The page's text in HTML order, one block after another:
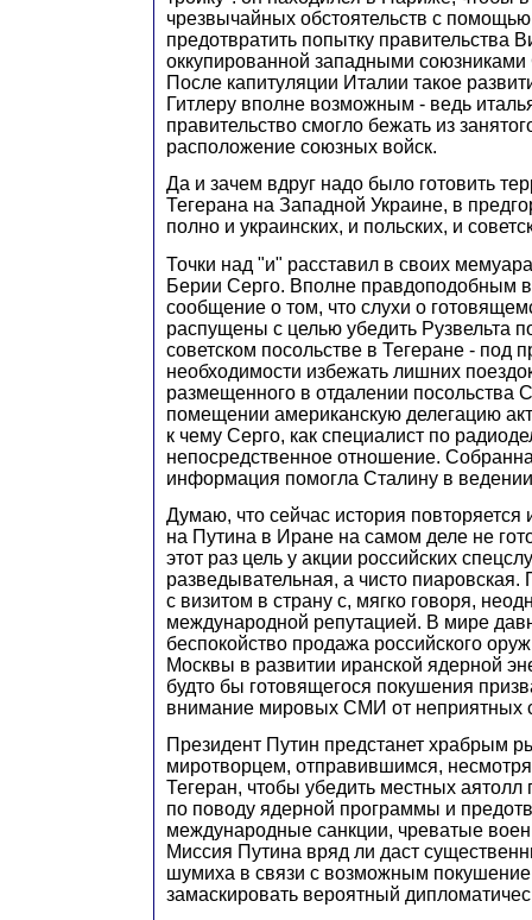
чрезвычайных обстоятельств с
предотвратить попытку правительства
оккупированной западными
После капитуляции Италии такое
Гитлеру вполне возможным - ведь
правительство смогло бежать из
расположение союзных войск.
Да и зачем вдруг надо было готовить
Тегерана на Западной Украине, в
полно и украинских, и польских, и
Точки над "и" расставил в своих
Берии Серго. Вполне правдоподобным
сообщение о том, что слухи о
распущены с целью убедить Рузвельта
советском посольстве в Тегеране - под
необходимости избежать лишних
размещенного в отдалении посольства
помещении американскую делегацию
к чему Серго, как специалист по
непосредственное отношение.
информация помогла Сталину в
Думаю, что сейчас история повторяется
на Путина в Иране на самом деле не
этот раз цель у акции российских
разведывательная, а чисто пиаровская.
с визитом в страну с, мягко говоря,
международной репутацией. В мире
беспокойство продажа российского
Москвы в развитии иранской ядерной
будто бы готовящегося покушения
внимание мировых СМИ от неприятных
Президент Путин предстанет храбрым
миротворцем, отправившимся,
Тегеран, чтобы убедить местных аятолл
по поводу ядерной программы и
международные санкции, чреватые
Миссия Путина вряд ли даст
шумиха в связи с возможным
замаскировать вероятный